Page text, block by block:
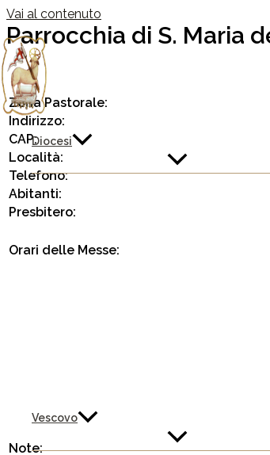
Vai al contenuto
Diocesi
Vescovo
Parrocchia di S. Maria
Zona Pastorale:
Indirizzo:
CAP:
Località:
Telefono:
Abitanti:
Presbitero:
Orari delle Messe:
Note: